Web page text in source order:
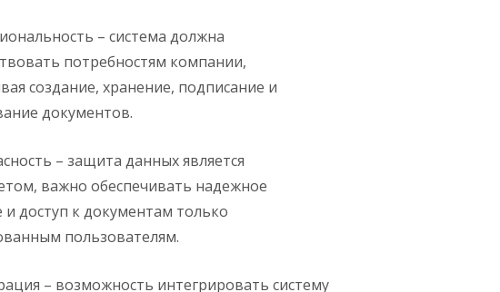
– система должна
потребностям компании,
создание, хранение, подписание и
документов.
– защита данных является
важно обеспечивать надежное
и доступ к документам только
пользователям.
– возможность интегрировать систему